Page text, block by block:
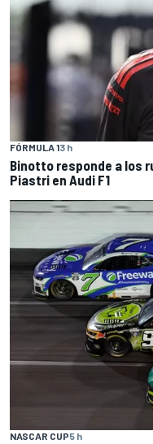
FÓRMULA 13 h
Binotto responde a los
Piastri en Audi F1
NASCAR CUP5 h